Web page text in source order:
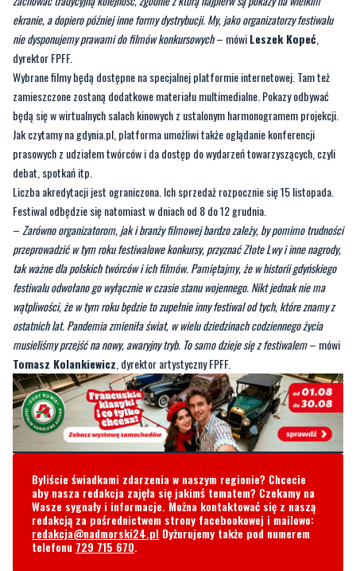
ekranie, a dopiero później inne formy dystrybucji. My, jako organizatorzy festiwalu
nie dysponujemy prawami do filmów konkursowych– mówiLeszek Kopeć
dyrektor FPFF.
Wybrane filmy będą dostępne na specjalnej platformie internetowej. Tam też
zamieszczone zostaną dodatkowe materiału multimedialne. Pokazy odbywać
będą się w wirtualnych salach kinowych z ustalonym harmonogramem projekcji.
Jak czytamy na gdynia.pl, platforma umożliwi także oglądanie konferencji
prasowych z udziałem twórców i da dostęp do wydarzeń towarzyszących, czyli
debat, spotkań itp.
Liczba akredytacji jest ograniczona. Ich sprzedaż rozpocznie się 15 listopada.
Festiwal odbędzie się natomiast w dniach od 8 do 12 grudnia.
– Zarówno organizatorom, jak i branży filmowej bardzo zależy, by pomimo trudności
przeprowadzić w tym roku festiwalowe konkursy, przyznać Złote Lwy i inne nagrody,
tak ważne dla polskich twórców i ich filmów. Pamiętajmy, że w historii gdyńskiego
festiwalu odwołano go wyłącznie w czasie stanu wojennego. Nikt jednak nie ma
wątpliwości, że w tym roku będzie to zupełnie inny festiwal od tych, które znamy z
ostatnich lat. Pandemia zmieniła świat, w wielu dziedzinach codziennego życia
musieliśmy przejść na nowy, awaryjny tryb. To samo dzieje się z festiwalem– mówi
Tomasz Kolankiewicz , dyrektor artystyczny FPFF.
Byliście świadkami zdarzenia w naszym regionie? Chcecie
aby nasza redakcja zajęła się jakimś tematem? Czekamy na
Wasze sygnały i informacje. Można kontaktować się z naszą
redakcją za pośrednictwem strony facebookowej i mailowo:
redakcja@nadmorski24.pl Dyżurujemy także pod numerem
telefonu 729 715 670.